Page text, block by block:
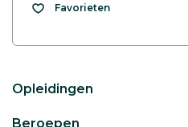
Favorieten
Opleidingen
Beroepen